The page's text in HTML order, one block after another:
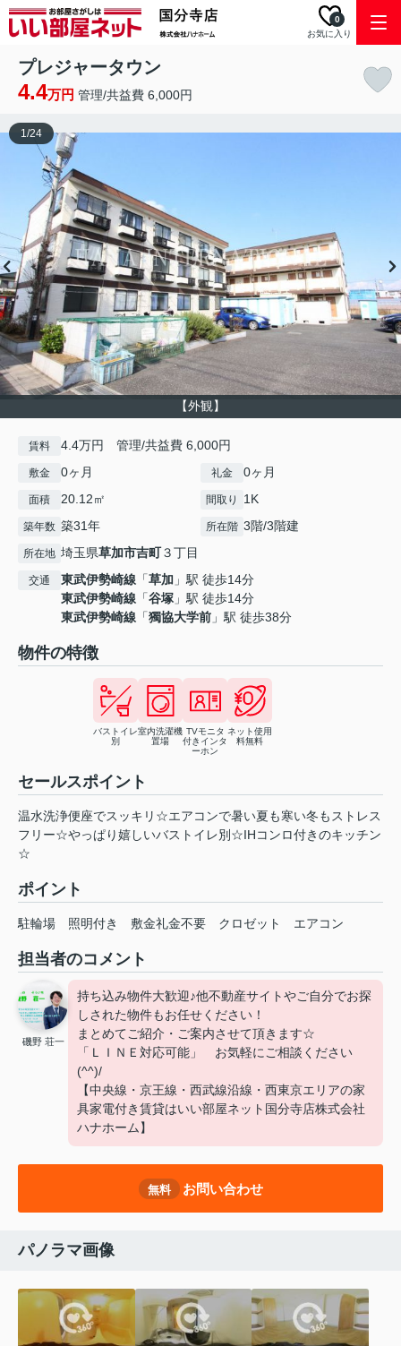
お気に入り
0
プレジャータウン
4.4万円 管理/共益費 6,000円
【外観】
1/24
賃料 4.4万円 管理/共益費 6,000円
敷金 0ヶ月 礼金 0ヶ月
面積 20.12㎡ 間取り 1K
築年数 築31年 所在階 3階/3階建
所在地 埼玉県草加市吉町３丁目
交通 東武伊勢崎線 「草加 」駅 徒歩14分
東武伊勢崎線 「谷塚 」駅 徒歩14分
東武伊勢崎線 「獨協大学前 」駅 徒歩38分
物件の特徴
バストイレ
別
室内洗濯機
置場
TVモニタ
付きインタ
ーホン
ネット使用
料無料
セールスポイント
温水洗浄便座でスッキリ☆エアコンで暑い夏も寒い冬もストレス
フリー☆やっぱり嬉しいバストイレ別☆IHコンロ付きのキッチン
☆
ポイント
駐輪場 照明付き 敷金礼金不要 クロゼット エアコン
担当者のコメント
磯野 荘一
持ち込み物件大歓迎♪他不動産サイトやご自分でお探
しされた物件もお任せください！
まとめてご紹介・ご案内させて頂きます☆
「ＬＩＮＥ対応可能」 お気軽にご相談ください
(^^)/
【中央線・京王線・西武線沿線・西東京エリアの家
具家電付き賃貸はいい部屋ネット国分寺店株式会社
ハナホーム】
無料 お問い合わせ
パノラマ画像